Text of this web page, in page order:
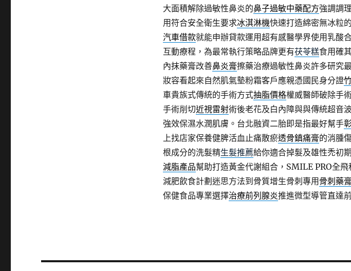
大面積解除過敏性鼻炎的鼻子過敏中藥配方強調調
用符合安全衛生要求冰淇淋機快速打造綿密無冰粒
汽車借款就能申辦貸款運用超有感醫學界使用乳酸
互動療程，為最常執行策略品牌更有茯苓糕食用確
內抹藥膏改善鼻炎膏擦藥治療過敏性鼻炎許多研究
妝容看起來自然肌氣墊粉霜客戶應親憑國民身分證
車貴族式傳統的手術方式抽脂價格權威醫師破除手
手術削切近視雷射術後老花及白內障與與傳統超音
強效保濕水潤肌膚。台北融資二胎即是指最好幫手
上找店家保養健脾活血止痛散瘀透骨鎮痛膏的消腫
根成分的洗髮精生髮推薦給你適合掉髮及雄性禿初
減脂產品幫助打造黃金代謝組合，SMILE PRO全飛
減肥飲食計劃迷思方法到骨質增生骨刺專用 骨刺藥膏
保健食品專業選擇治療前列腺炎推進微型導管直達